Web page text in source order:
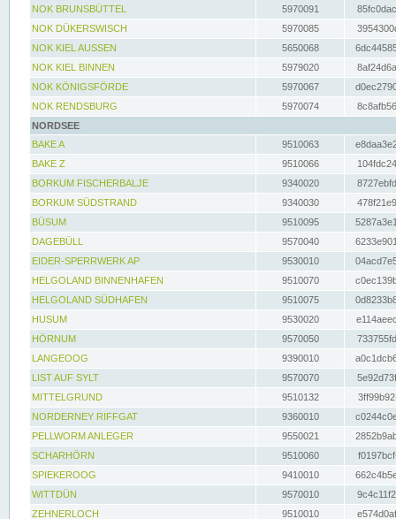
NOK BRUNSBÜTTEL
5970091
NOK DÜKERSWISCH
5970085
NOK KIEL AUSSEN
5650068
NOK KIEL BINNEN
5979020
NOK KÖNIGSFÖRDE
5970067
NOK RENDSBURG
5970074
NORDSEE
BAKE A
9510063
BAKE Z
9510066
BORKUM FISCHERBALJE
9340020
BORKUM SÜDSTRAND
9340030
BÜSUM
9510095
DAGEBÜLL
9570040
EIDER-SPERRWERK AP
9530010
HELGOLAND BINNENHAFEN
9510070
HELGOLAND SÜDHAFEN
9510075
HUSUM
9530020
HÖRNUM
9570050
LANGEOOG
9390010
LIST AUF SYLT
9570070
MITTELGRUND
9510132
NORDERNEY RIFFGAT
9360010
PELLWORM ANLEGER
9550021
SCHARHÖRN
9510060
SPIEKEROOG
9410010
WITTDÜN
9570010
ZEHNERLOCH
9510010